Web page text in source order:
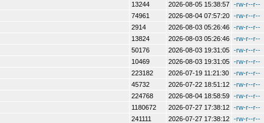
13244 2026-08-05 15:38:57 -rw-r--r--
74961 2026-08-04 07:57:20 -rw-r--r--
2914 2026-08-03 05:26:46 -rw-r--r--
13824 2026-08-03 05:26:46 -rw-r--r--
50176 2026-08-03 19:31:05 -rw-r--r--
10469 2026-08-03 19:31:05 -rw-r--r--
223182 2026-07-19 11:21:30 -rw-r--r--
45732 2026-07-22 18:51:12 -rw-r--r--
224768 2026-08-04 18:58:59 -rw-r--r--
1180672 2026-07-27 17:38:12 -rw-r--r--
241111 2026-07-27 17:38:12 -rw-r--r--